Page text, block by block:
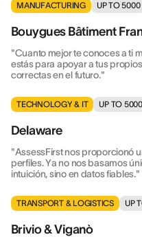
MANUFACTURING UP TO 5000
Bouygues Bâtiment
"Cuanto mejor te conoces a ti
estás para apoyar a tus
correctas en el futuro."
TECHNOLOGY & IT UP TO 5000
Delaware
"AssessFirst nos proporcionó
perfiles. Ya no nos basamos
intuición, sino en datos fiables."
TRANSPORT & LOGISTICS UP
Brivio & Viganò